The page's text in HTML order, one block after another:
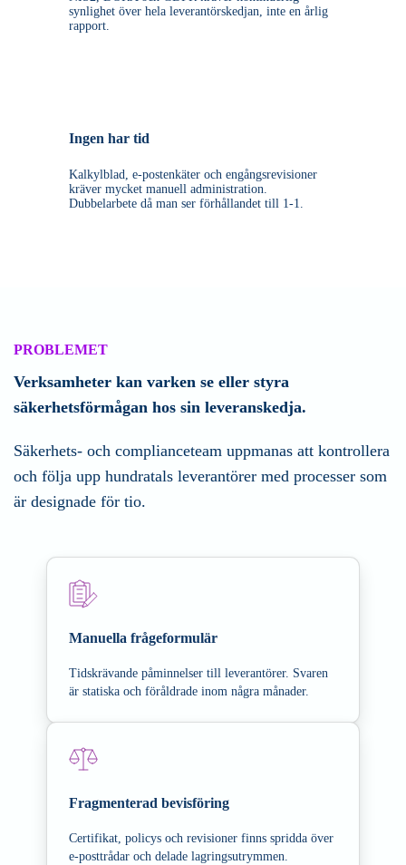
synlighet över hela leverantörskedjan, inte en årlig
rapport.
Ingen har tid
Kalkylblad, e-postenkäter och engångsrevisioner
kräver mycket manuell administration.
Dubbelarbete då man ser förhållandet till 1-1.
PROBLEMET
Verksamheter kan varken se eller styra
säkerhetsförmågan hos sin leveranskedja.
Säkerhets- och complianceteam uppmanas att kontrollera
och följa upp hundratals leverantörer med processer som
är designade för tio.
Manuella frågeformulär
Tidskrävande påminnelser till leverantörer. Svaren
är statiska och föråldrade inom några månader.
Fragmenterad bevisföring
Certifikat, policys och revisioner finns spridda över
e-posttrådar och delade lagringsutrymmen.